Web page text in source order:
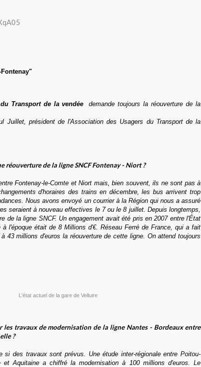
Transport de la vendée
demande toujours la réouverture de la
Juillet, président de l'Association des Usagers du Transport de la
réouverture de la ligne SNCF Fontenay - Niort ?
Fontenay-le-Comte et Niort mais, bien souvent, ils ne sont pas à
d'horaires des trains en décembre, les bus arrivent trop
Nous avons envoyé un courrier à la Région qui nous a assuré
seraient à nouveau effectives le 7 ou le 8 juillet. Depuis longtemps,
de la ligne SNCF. Un engagement avait été pris en 2007 entre l'État
l'époque était de 8 Millions d'€. Réseau Ferré de France, qui a fait
43 millions d'euros la réouverture de cette ligne. On attend toujours
L'état actuel de la gare de Velluire
travaux de modernisation de la ligne Nantes - Bordeaux entre
?
si des travaux sont prévus. Une étude inter-régionale entre Poitou-
Aquitaine a chiffré la modernisation à 100 millions d'euros. Le